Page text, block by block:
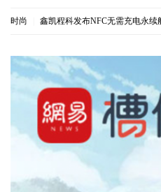
时尚 鑫凯程科发布NFC无需充电永续